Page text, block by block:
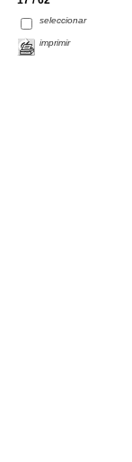
seleccionar
imprimir